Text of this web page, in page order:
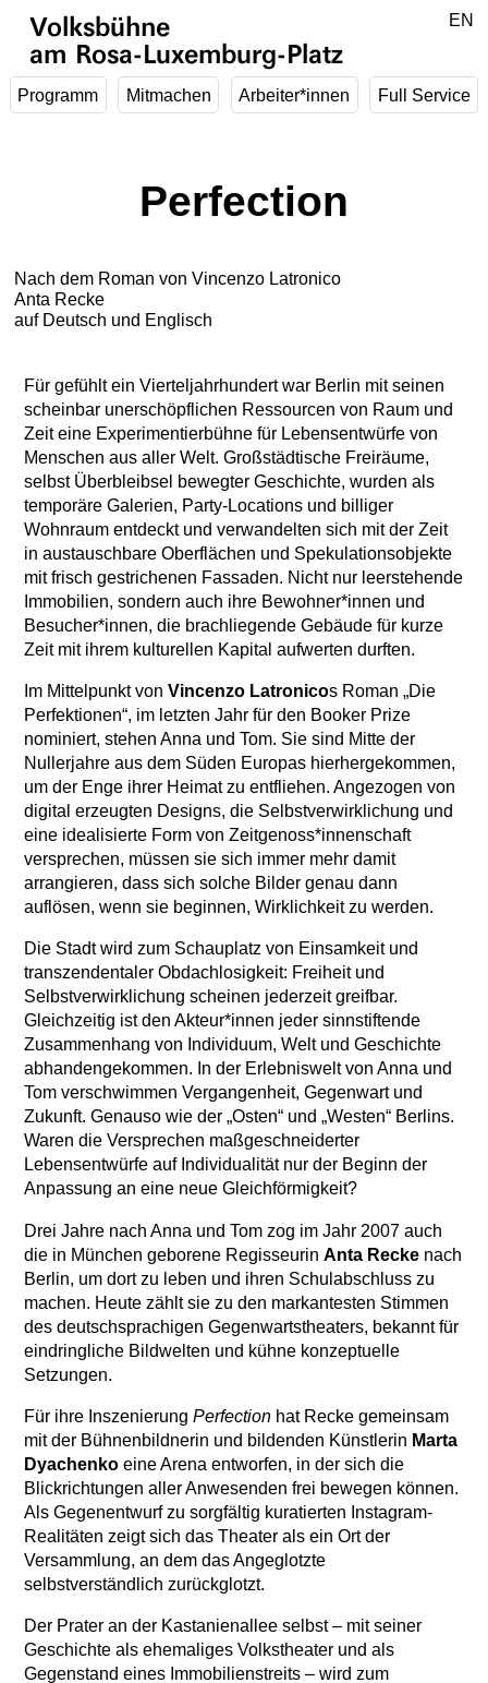
Volksbühne
am Rosa-Luxemburg-Platz
Programm Mitmachen Arbeiter*innen Full Service
DE
EN
Perfection
Nach dem Roman von Vincenzo Latronico
Anta Recke
auf Deutsch und Englisch
Für gefühlt ein Vierteljahrhundert war Berlin mit seinen
scheinbar unerschöpflichen Ressourcen von Raum und
Zeit eine Experimentierbühne für Lebensentwürfe von
Menschen aus aller Welt. Großstädtische Freiräume,
selbst Überbleibsel bewegter Geschichte, wurden als
temporäre Galerien, Party-Locations und billiger
Wohnraum entdeckt und verwandelten sich mit der Zeit
in austauschbare Oberflächen und Spekulationsobjekte
mit frisch gestrichenen Fassaden. Nicht nur leerstehende
Immobilien, sondern auch ihre Bewohner*innen und
Besucher*innen, die brachliegende Gebäude für kurze
Zeit mit ihrem kulturellen Kapital aufwerten durften.
Im Mittelpunkt von Vincenzo Latronicos Roman „Die
Perfektionen“, im letzten Jahr für den Booker Prize
nominiert, stehen Anna und Tom. Sie sind Mitte der
Nullerjahre aus dem Süden Europas hierhergekommen,
um der Enge ihrer Heimat zu entfliehen. Angezogen von
digital erzeugten Designs, die Selbstverwirklichung und
eine idealisierte Form von Zeitgenoss*innenschaft
versprechen, müssen sie sich immer mehr damit
arrangieren, dass sich solche Bilder genau dann
auflösen, wenn sie beginnen, Wirklichkeit zu werden.
Die Stadt wird zum Schauplatz von Einsamkeit und
transzendentaler Obdachlosigkeit: Freiheit und
Selbstverwirklichung scheinen jederzeit greifbar.
Gleichzeitig ist den Akteur*innen jeder sinnstiftende
Zusammenhang von Individuum, Welt und Geschichte
abhandengekommen. In der Erlebniswelt von Anna und
Tom verschwimmen Vergangenheit, Gegenwart und
Zukunft. Genauso wie der „Osten“ und „Westen“ Berlins.
Waren die Versprechen maßgeschneiderter
Lebensentwürfe auf Individualität nur der Beginn der
Anpassung an eine neue Gleichförmigkeit?
Drei Jahre nach Anna und Tom zog im Jahr 2007 auch
die in München geborene Regisseurin Anta Reckenach
Berlin, um dort zu leben und ihren Schulabschluss zu
machen. Heute zählt sie zu den markantesten Stimmen
des deutschsprachigen Gegenwartstheaters, bekannt für
eindringliche Bildwelten und kühne konzeptuelle
Setzungen.
Für ihre Inszenierung Perfectionhat Recke gemeinsam
mit der Bühnenbildnerin und bildenden Künstlerin Marta
Dyachenkoeine Arena entworfen, in der sich die
Blickrichtungen aller Anwesenden frei bewegen können.
Als Gegenentwurf zu sorgfältig kuratierten Instagram-
Realitäten zeigt sich das Theater als ein Ort der
Versammlung, an dem das Angeglotzte
selbstverständlich zurückglotzt.
Der Prater an der Kastanienallee selbst – mit seiner
Geschichte als ehemaliges Volkstheater und als
Gegenstand eines Immobilienstreits – wird zum